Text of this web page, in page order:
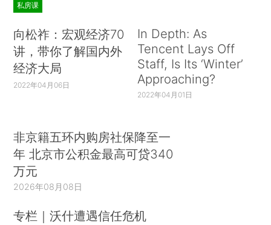
私房课
向松祚：宏观经济70
讲，带你了解国内外
经济大局
2022年04月06日
In Depth: As
Tencent Lays Off
Staff, Is Its ‘Winter’
Approaching?
2022年04月01日
非京籍五环内购房社保降至一
年 北京市公积金最高可贷340
万元
2026年08月08日
专栏｜沃什遭遇信任危机